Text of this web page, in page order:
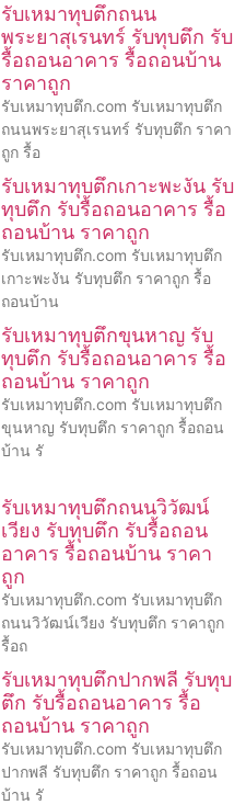
รับเหมาทุบตึกถนน
พระยาสุเรนทร์ รับทุบตึก รับ
รื้อถอนอาคาร รื้อถอนบ้าน
ราคาถูก
รับเหมาทุบตึก.com รับเหมาทุบตึก
ถนนพระยาสุเรนทร์ รับทุบตึก ราคา
ถูก รื้อ
รับเหมาทุบตึกเกาะพะงัน รับ
ทุบตึก รับรื้อถอนอาคาร รื้อ
ถอนบ้าน ราคาถูก
รับเหมาทุบตึก.com รับเหมาทุบตึก
เกาะพะงัน รับทุบตึก ราคาถูก รื้อ
ถอนบ้าน
รับเหมาทุบตึกขุนหาญ รับ
ทุบตึก รับรื้อถอนอาคาร รื้อ
ถอนบ้าน ราคาถูก
รับเหมาทุบตึก.com รับเหมาทุบตึก
ขุนหาญ รับทุบตึก ราคาถูก รื้อถอน
บ้าน รั
รับเหมาทุบตึกถนนวิวัฒน์
เวียง รับทุบตึก รับรื้อถอน
อาคาร รื้อถอนบ้าน ราคา
ถูก
รับเหมาทุบตึก.com รับเหมาทุบตึก
ถนนวิวัฒน์เวียง รับทุบตึก ราคาถูก
รื้อถ
รับเหมาทุบตึกปากพลี รับทุบ
ตึก รับรื้อถอนอาคาร รื้อ
ถอนบ้าน ราคาถูก
รับเหมาทุบตึก.com รับเหมาทุบตึก
ปากพลี รับทุบตึก ราคาถูก รื้อถอน
บ้าน รั